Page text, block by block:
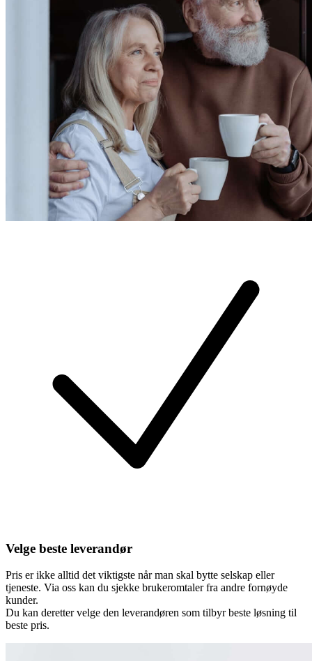
Velge beste leverandør
Pris er ikke alltid det viktigste når man skal bytte selskap eller
tjeneste. Via oss kan du sjekke brukeromtaler fra andre fornøyde
kunder.
Du kan deretter velge den leverandøren som tilbyr beste løsning til
beste pris.